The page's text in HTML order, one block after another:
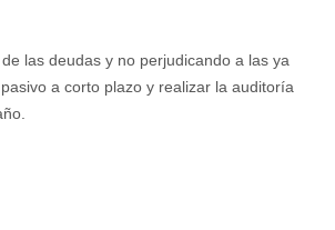
las deudas y no perjudicando a las ya
a corto plazo y realizar la auditoría